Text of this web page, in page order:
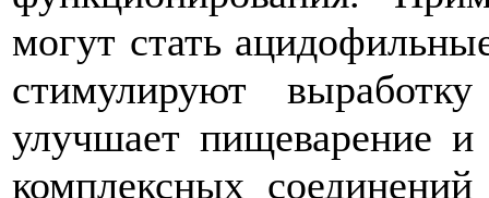
могут стать
стимулируют
улучшает пищеварение и
комплексных